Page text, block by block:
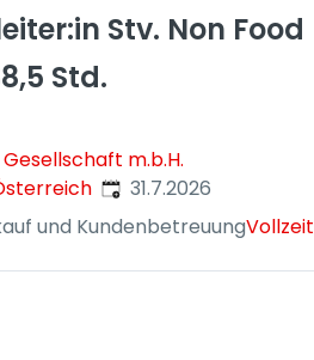
Stv. Non Food
Std.
Gesellschaft m.b.H.
Veröffentlicht
31.7.2026
und KundenbetreuungVollzeit